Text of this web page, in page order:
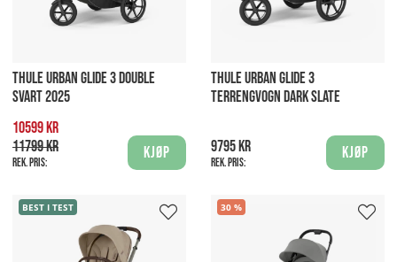
THULE URBAN GLIDE 3 DOUBLE
SVART 2025
10599 kr
11799 kr
Rek. pris:
Kjøp
THULE URBAN GLIDE 3
TERRENGVOGN DARK SLATE
9795 kr
Rek. pris:
Kjøp
BEST I TEST 30